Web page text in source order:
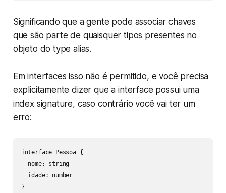
Significando que a gente pode associar chaves
que são parte de quaisquer tipos presentes no
objeto do type alias.
Em interfaces isso não é permitido, e você precisa
explicitamente dizer que a interface possui uma
index signature, caso contrário você vai ter um
erro:
interface Pessoa {
  nome: string
  idade: number
}